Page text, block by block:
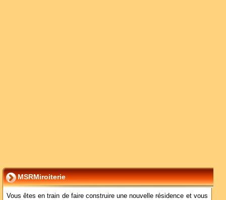
MSRMiroiterie
Vous êtes en train de faire construire une nouvelle résidence et vous